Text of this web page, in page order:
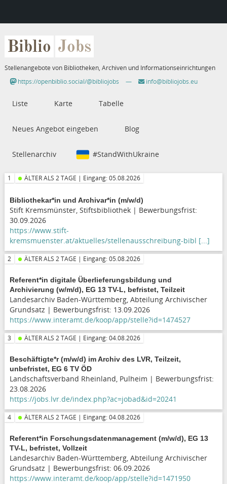
Biblio Jobs
Stellenangebote von Bibliotheken, Archiven und Informationseinrichtungen
https://openbiblio.social/@bibliojobs
— info@bibliojobs.eu
Liste Karte Tabelle
Neues Angebot eingeben Blog
Stellenarchiv #StandWithUkraine
Stellenangebote
vom
Typ
Archiv
1 ÄLTER ALS 2 TAGE | Eingang: 05.08.2026
Bibliothekar*in und Archivar*in (m/w/d)
Stift Kremsmünster, Stiftsbibliothek | Bewerbungsfrist:
30.09.2026
https://www.stift-
kremsmuenster.at/aktuelles/stellenausschreibung-bibl [...]
2 ÄLTER ALS 2 TAGE | Eingang: 05.08.2026
Referent*in digitale Überlieferungsbildung und
Archivierung (w/m/d), EG 13 TV-L, befristet, Teilzeit
Landesarchiv Baden-Württemberg, Abteilung Archivischer
Grundsatz | Bewerbungsfrist: 13.09.2026
https://www.interamt.de/koop/app/stelle?id=1474527
3 ÄLTER ALS 2 TAGE | Eingang: 04.08.2026
Beschäftigte*r (m/w/d) im Archiv des LVR, Teilzeit,
unbefristet, EG 6 TV ÖD
Landschaftsverband Rheinland, Pulheim | Bewerbungsfrist:
23.08.2026
https://jobs.lvr.de/index.php?ac=jobad&id=20241
4 ÄLTER ALS 2 TAGE | Eingang: 04.08.2026
Referent*in Forschungsdatenmanagement (m/w/d), EG 13
TV-L, befristet, Vollzeit
Landesarchiv Baden-Württemberg, Abteilung Archivischer
Grundsatz | Bewerbungsfrist: 06.09.2026
https://www.interamt.de/koop/app/stelle?id=1471950